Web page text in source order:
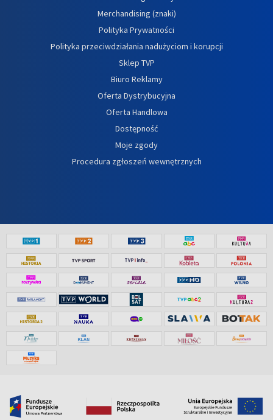
Merchandising (znaki)
Polityka Prywatności
Polityka przeciwdziałania nadużyciom i korupcji
Sklep TVP
Biuro Reklamy
Oferta Dystrybucyjna
Oferta Handlowa
Dostępność
Moje zgody
Procedura zgłoszeń wewnętrznych